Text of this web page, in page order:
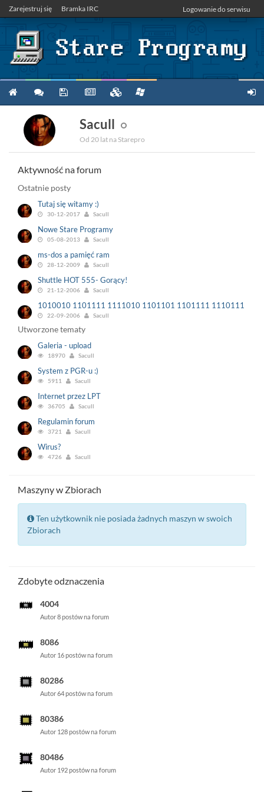
Zarejestruj się Bramka IRC Logowanie do serwisu
Sacull
Od 20 lat na Starepro
Aktywność na forum
Ostatnie posty
Tutaj się witamy :)
30-12-2017 Sacull
Nowe Stare Programy
05-08-2013 Sacull
ms-dos a pamięć ram
28-12-2009 Sacull
Shuttle HOT 555- Gorący!
21-12-2006 Sacull
1010010 1101111 1111010 1101101 1101111 1110111
22-09-2006 Sacull
Utworzone tematy
Galeria - upload
18970 Sacull
System z PGR-u :)
5911 Sacull
Internet przez LPT
36705 Sacull
Regulamin forum
3721 Sacull
Wirus?
4726 Sacull
Maszyny w Zbiorach
Ten użytkownik nie posiada żadnych maszyn w swoich
Zbiorach
Zdobyte odznaczenia
4004
Autor 8 postów na forum
8086
Autor 16 postów na forum
80286
Autor 64 postów na forum
80386
Autor 128 postów na forum
80486
Autor 192 postów na forum